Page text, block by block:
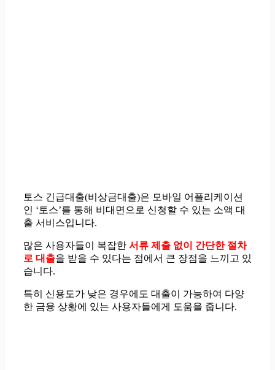
토스 긴급대출(비상금대출)은 모바일 어플리케이션
인 ‘토스’를 통해 비대면으로 신청할 수 있는 소액 대
출 서비스입니다.
많은 사용자들이 복잡한 서류 제출 없이 간단한 절차
로 대출을 받을 수 있다는 점에서 큰 장점을 느끼고 있
습니다.
특히 신용도가 낮은 경우에도 대출이 가능하여 다양
한 금융 상황에 있는 사용자들에게 도움을 줍니다.